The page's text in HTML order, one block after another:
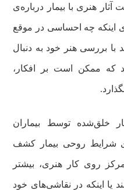
هنری با بیمار درباره‌ی
اینکه چه احساسی در موقع
با بررسی هنر خود به دنبال
که ممکن است بر افکار،
خلق‌شده توسط بیماران
شرایط روحی بیمار کشف
روی کار هنری، بیشتر
یا اینکه در نقاشی‌های خود